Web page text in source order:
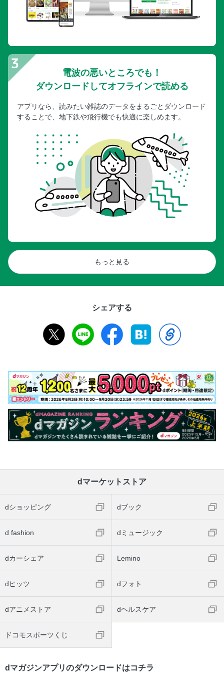
電波の悪いところでも！
ダウンロードしてオフラインで読める
アプリなら、読みたい雑誌のデータをまるごとダウンロード
することで、地下鉄や飛行機でも快適に楽しめます。
もっと見る
シェアする
dマーケットストア
dショッピング dブック
d fashion dミュージック
dカーシェア Lemino
dヒッツ dフォト
dアニメストア dヘルスケア
ドコモスポーツくじ
dマガジンアプリのダウンロードはコチラ